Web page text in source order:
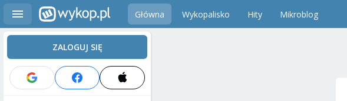
Główna Wykopalisko Hity Mikroblog
ZALOGUJ SIĘ